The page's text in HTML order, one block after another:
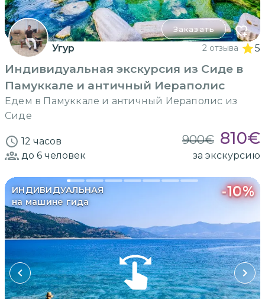
Заказать
Угур 2 отзыва 5
Индивидуальная экскурсия из Сиде в
Памуккале и античный Иераполис
Едем в Памуккале и античный Иераполис из
Сиде
12 часов 900€ 810€
до 6 человек за экскурсию
ИНДИВИДУАЛЬНАЯ
на машине гида
-10%